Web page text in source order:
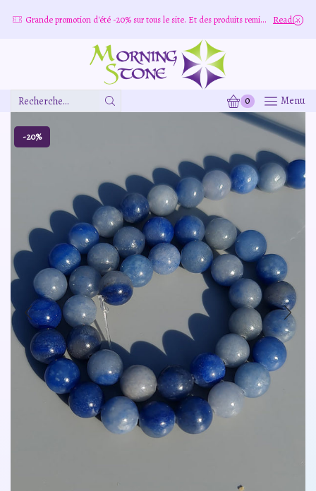
Grande promotion d'été -20% sur tous le site. Et des produits remisé indépendamment Read more
Zone
0 Menu
-20%